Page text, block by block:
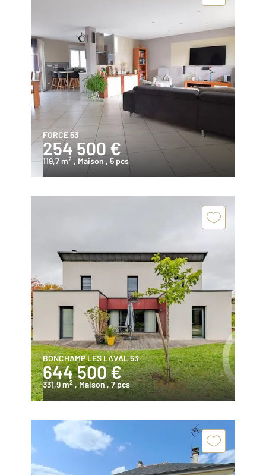
FORCE 53
254 500 €
119,7 m2 , Maison , 5 pcs
BONCHAMP LES LAVAL 53
644 500 €
331,9 m2 , Maison, 7 pcs